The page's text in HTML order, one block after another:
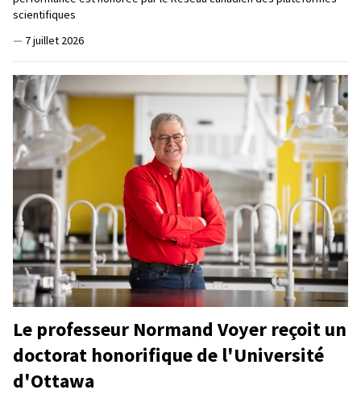
scientifiques
— 7 juillet 2026
Le professeur Normand Voyer reçoit un
doctorat honorifique de l'Université
d'Ottawa